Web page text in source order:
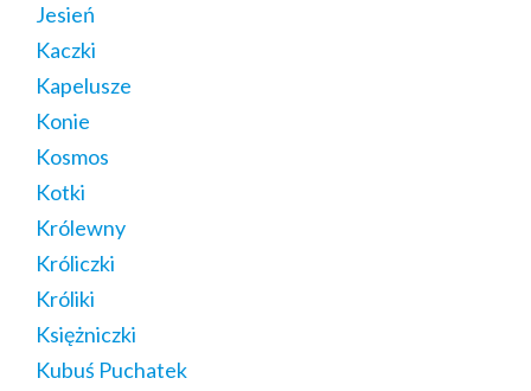
Jesień
Kaczki
Kapelusze
Konie
Kosmos
Kotki
Królewny
Króliczki
Króliki
Księżniczki
Kubuś Puchatek